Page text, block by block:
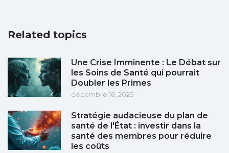
Related topics
Une Crise Imminente : Le Débat sur
les Soins de Santé qui pourrait
Doubler les Primes
décembre 16, 2025
Stratégie audacieuse du plan de
santé de l'État : investir dans la
santé des membres pour réduire
les coûts